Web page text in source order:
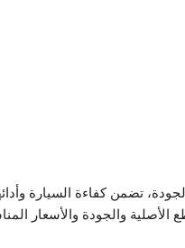
تضمن كفاءة السيارة
والجودة والأسعار